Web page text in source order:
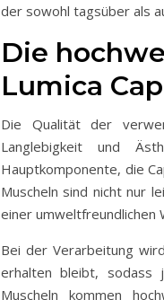
der sowohl tagsüber als
Die
Lumica
Die Qualität der
Langlebigkeit und
Hauptkomponente, die
Muscheln sind nicht nur
einer umweltfreundlichen
Bei der Verarbeitung
erhalten bleibt, sodass
Muscheln kommen